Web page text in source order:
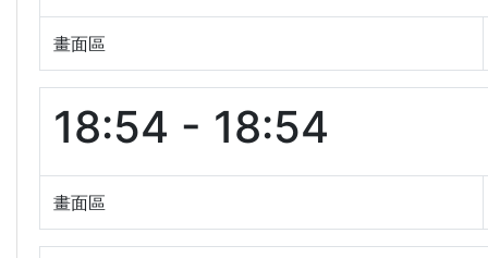
畫面區
18:54 - 18:54
畫面區